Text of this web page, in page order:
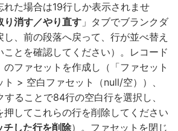
れた場合は19行しか表示されませ
り消す／やり直す 」タブでブランクダ
し、前の段落へ戻って、行が並べ替え
ことを確認してください）。レコード
のファセットを作成し（「ファセット
> 空白ファセット（null/空））、
することで84行の空白行を選択し、
押してこれらの行を削除してください
した行を削除）。ファセットを閉じ